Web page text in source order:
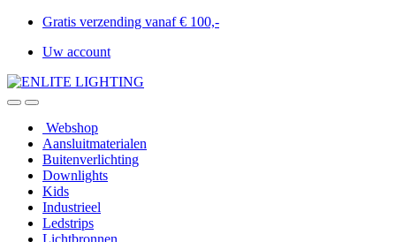
Gratis verzending vanaf € 100,-
Uw account
Webshop
Aansluitmaterialen
Buitenverlichting
Downlights
Kids
Industrieel
Ledstrips
Lichtbronnen